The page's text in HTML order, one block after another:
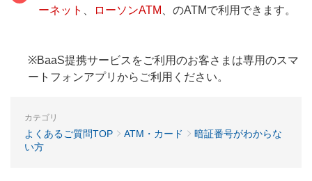
ーネット
ローソンATM 、のATMで利用できます。
※BaaS提携サービスをご利用のお客さまは専用のスマ
ートフォンアプリからご利用ください。
カテゴリ
よくあるご質問TOP ATM・カード
暗証番号がわからな
い方